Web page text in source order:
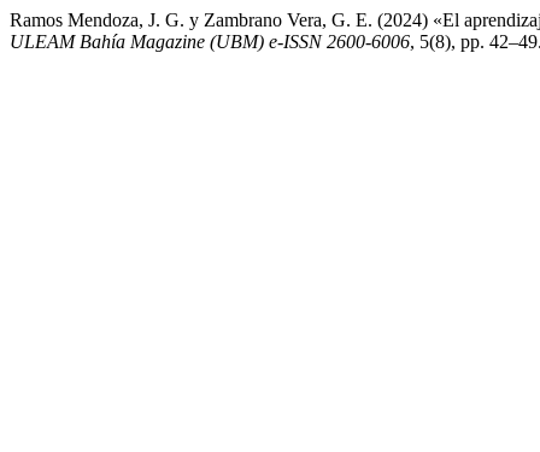
Ramos Mendoza, J. G. y Zambrano Vera, G. E. (2024) «El
ULEAM Bahía Magazine (UBM) e-ISSN 2600-6006, 5(8), pp.